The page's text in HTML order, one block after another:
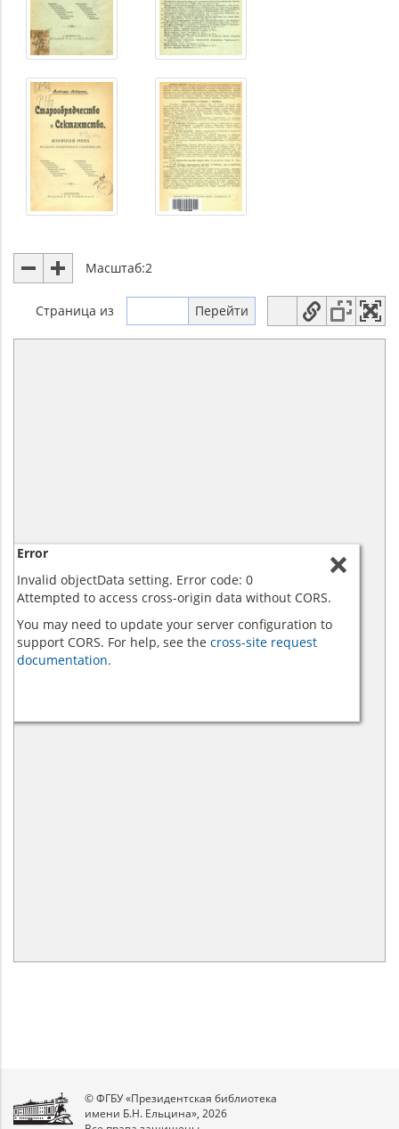
Масштаб:2
Страница из
Error
Invalid objectData setting. Error code: 0
Attempted to access cross-origin data without CORS.
You may need to update your server configuration to
support CORS. For help, see the cross-site request
documentation.
© ФГБУ «Президентская библиотека
имени Б.Н. Ельцина», 2026